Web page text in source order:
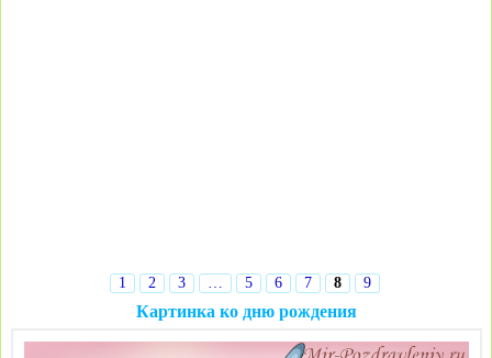
1 2 3 … 5 6 7 8 9
Картинка ко дню рождения